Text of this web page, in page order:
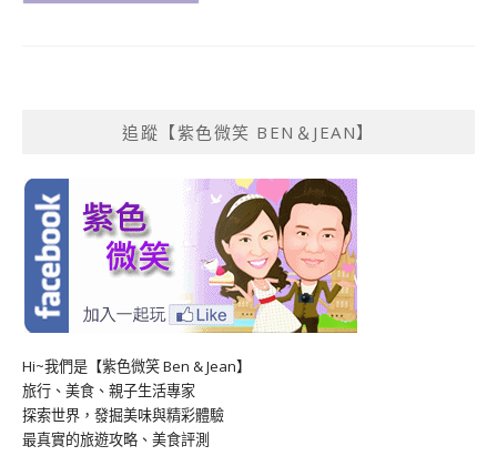
追蹤【紫色微笑 BEN＆JEAN】
Hi~我們是【紫色微笑 Ben & Jean】
旅行、美食、親子生活專家
探索世界，發掘美味與精彩體驗
最真實的旅遊攻略、美食評測